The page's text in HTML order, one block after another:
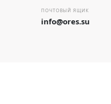
ПОЧТОВЫЙ ЯЩИК
info@ores.su